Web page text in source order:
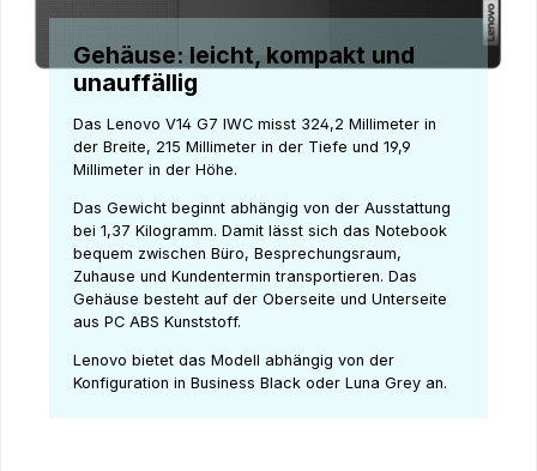
Gehäuse: leicht, kompakt und
unauffällig
Das Lenovo V14 G7 IWC misst 324,2 Millimeter in
der Breite, 215 Millimeter in der Tiefe und 19,9
Millimeter in der Höhe.
Das Gewicht beginnt abhängig von der Ausstattung
bei 1,37 Kilogramm. Damit lässt sich das Notebook
bequem zwischen Büro, Besprechungsraum,
Zuhause und Kundentermin transportieren. Das
Gehäuse besteht auf der Oberseite und Unterseite
aus PC ABS Kunststoff.
Lenovo bietet das Modell abhängig von der
Konfiguration in Business Black oder Luna Grey an.